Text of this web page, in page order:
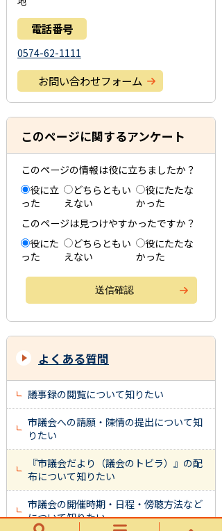
電話番号
0574-62-1111
お問い合わせフォーム
このページに関するアンケート
このページの情報は役に立ちましたか？
役に立
った
どちらともい
えない
役にたたな
かった
このページは見つけやすかったですか？
役にた
った
どちらともい
えない
役にたたな
かった
よくある質問
議事録の閲覧について知りたい
市議会への請願・陳情の提出について知
りたい
『市議会だより（議会のトビラ）』の配
布について知りたい
市議会の開催時期・日程・傍聴方法など
について知りたい